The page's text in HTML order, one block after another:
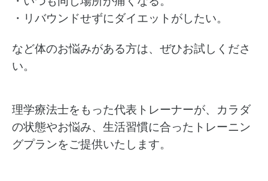
・リバウンドせずにダイエットがしたい。
など体のお悩みがある方は、ぜひお試しくださ
い。
理学療法士をもった代表トレーナーが、カラダ
の状態やお悩み、生活習慣に合ったトレーニン
グプランをご提供いたします。